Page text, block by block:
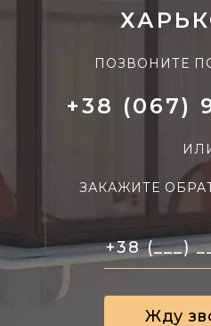
ПОЗВОНИТЕ
+38 (067)
ЗАКАЖИТЕ
Жду